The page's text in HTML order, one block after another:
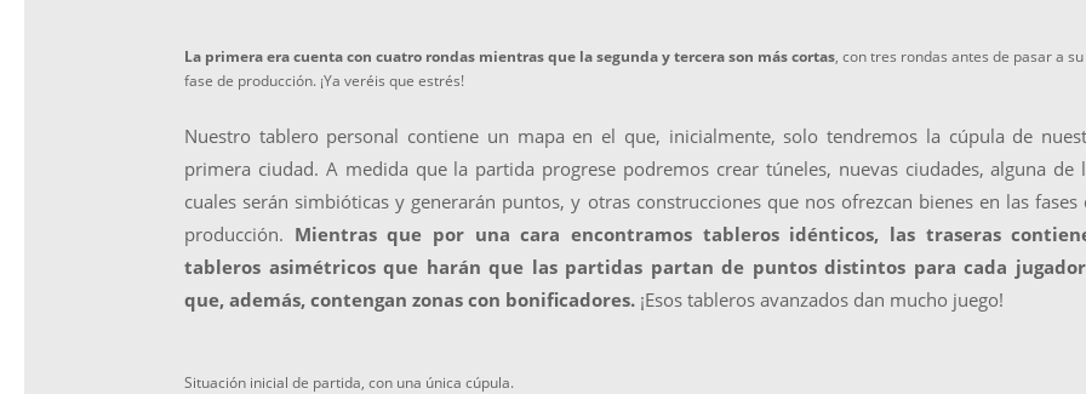
La primera era cuenta con cuatro rondas mientras que la segunda y tercera son más cortas, con tres rondas antes de pasar a su
fase de producción. ¡Ya veréis que estrés!
Nuestro tablero personal contiene un mapa en el que, inicialmente, solo tendremos la cúpula de
primera ciudad. A medida que la partida progrese podremos crear túneles, nuevas ciudades, alguna de
cuales serán simbióticas y generarán puntos, y otras construcciones que nos ofrezcan bienes en las fases
producción. Mientras que por una cara encontramos tableros idénticos, las traseras
tableros asimétricos que harán que las partidas partan de puntos distintos para cada
que, además, contengan zonas con bonificadores. ¡Esos tableros avanzados dan mucho juego!
Situación inicial de partida, con una única cúpula.